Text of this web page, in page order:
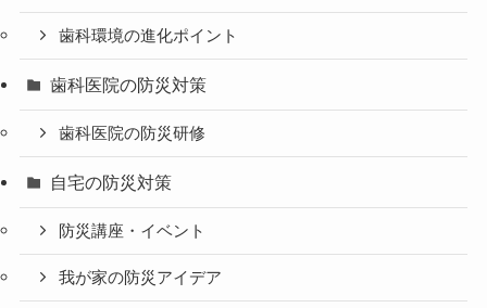
歯科環境の進化ポイント
歯科医院の防災対策
歯科医院の防災研修
自宅の防災対策
防災講座・イベント
我が家の防災アイデア